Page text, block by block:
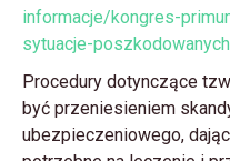
informacje/kongres-
sytuacje-
Procedury dotynczące
być przeniesieniem
ubezpieczeniowego,